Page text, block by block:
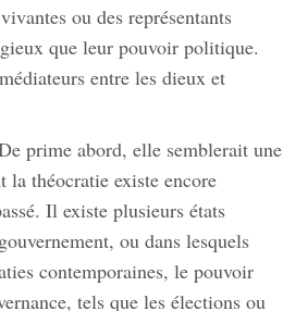
ou des représentants
que leur pouvoir politique.
entre les dieux et
prime abord, elle semblerait une
la théocratie existe encore
Il existe plusieurs états
ou dans lesquels
contemporaines, le pouvoir
tels que les élections ou